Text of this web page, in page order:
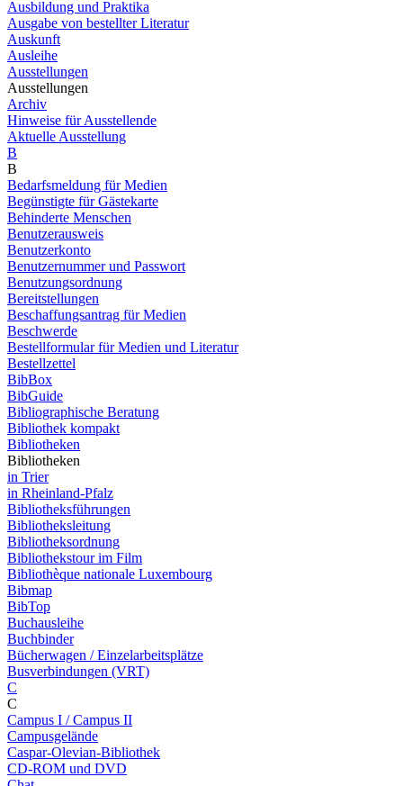
Ausbildung und Praktika
Ausgabe von bestellter Literatur
Auskunft
Ausleihe
Ausstellungen
Ausstellungen
Archiv
Hinweise für Ausstellende
Aktuelle Ausstellung
B
B
Bedarfsmeldung für Medien
Begünstigte für Gästekarte
Behinderte Menschen
Benutzerausweis
Benutzerkonto
Benutzernummer und Passwort
Benutzungsordnung
Bereitstellungen
Beschaffungsantrag für Medien
Beschwerde
Bestellformular für Medien und Literatur
Bestellzettel
BibBox
BibGuide
Bibliographische Beratung
Bibliothek kompakt
Bibliotheken
Bibliotheken
in Trier
in Rheinland-Pfalz
Bibliotheksführungen
Bibliotheksleitung
Bibliotheksordnung
Bibliothekstour im Film
Bibliothèque nationale Luxembourg
Bibmap
BibTop
Buchausleihe
Buchbinder
Bücherwagen / Einzelarbeitsplätze
Busverbindungen (VRT)
C
C
Campus I / Campus II
Campusgelände
Caspar-Olevian-Bibliothek
CD-ROM und DVD